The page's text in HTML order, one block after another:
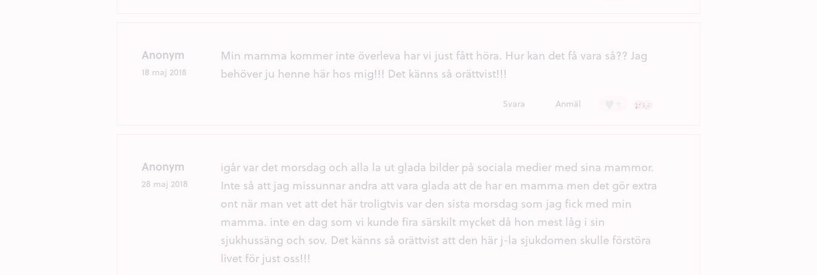
Anonym
18 maj 2018
Min mamma kommer inte överleva har vi just fått höra. Hur kan det få vara så?? Jag
behöver ju henne här hos mig!!! Det känns så orättvist!!!
Anmäl
Svara Ledsen (2)
Besviken (1)
Anonym
28 maj 2018
igår var det morsdag och alla la ut glada bilder på sociala medier med sina mammor.
Inte så att jag missunnar andra att vara glada att de har en mamma men det gör extra
ont när man vet att det här troligtvis var den sista morsdag som jag fick med min
mamma. inte en dag som vi kunde fira särskilt mycket då hon mest låg i sin
sjukhussäng och sov. Det känns så orättvist att den här j-la sjukdomen skulle förstöra
livet för just oss!!!